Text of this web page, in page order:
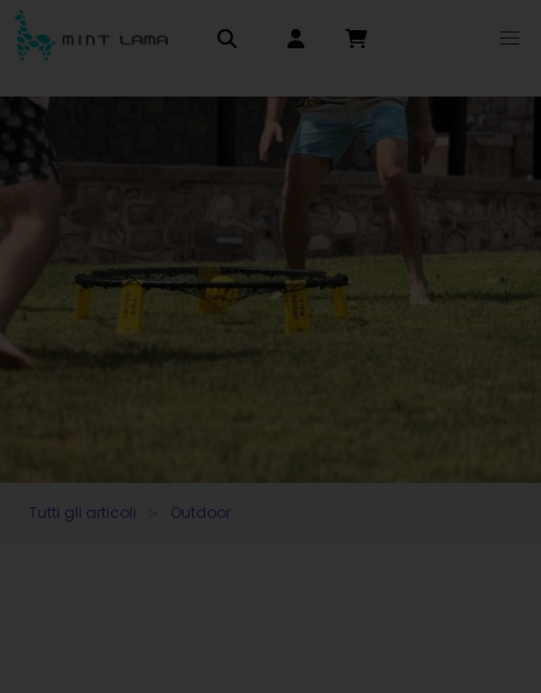
Tutti gli articoli Outdoor